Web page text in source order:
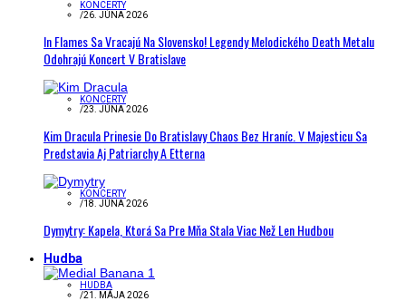
KONCERTY
/26. JÚNA 2026
In Flames Sa Vracajú Na Slovensko! Legendy Melodického Death Metalu
Odohrajú Koncert V Bratislave
KONCERTY
/23. JÚNA 2026
Kim Dracula Prinesie Do Bratislavy Chaos Bez Hraníc. V Majesticu Sa
Predstavia Aj Patriarchy A Etterna
KONCERTY
/18. JÚNA 2026
Dymytry: Kapela, Ktorá Sa Pre Mňa Stala Viac Než Len Hudbou
Hudba
HUDBA
/21. MÁJA 2026